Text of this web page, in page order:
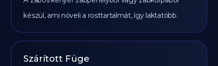
készül, ami növeli a rosttartalmát, így laktatóbb.
Szárított Füge